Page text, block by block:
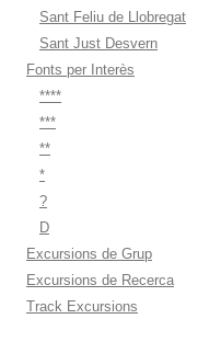
Sant Feliu de Llobregat
Sant Just Desvern
Fonts per Interès
****
***
**
*
?
D
Excursions de Grup
Excursions de Recerca
Track Excursions